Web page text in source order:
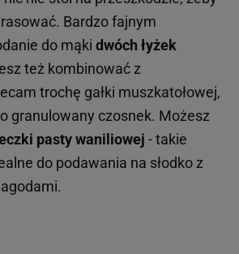
Bardzo fajnym
do mąki dwóch łyżek
też kombinować z
trochę gałki muszkatołowej,
granulowany czosnek. Możesz
pasty waniliowej - takie
do podawania na słodko z